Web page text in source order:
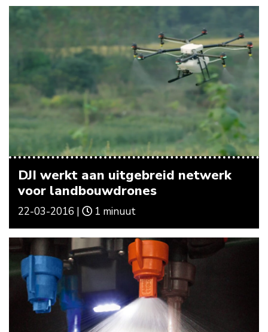
DJI werkt aan uitgebreid netwerk
voor landbouwdrones
22-03-2016 | 1 minuut